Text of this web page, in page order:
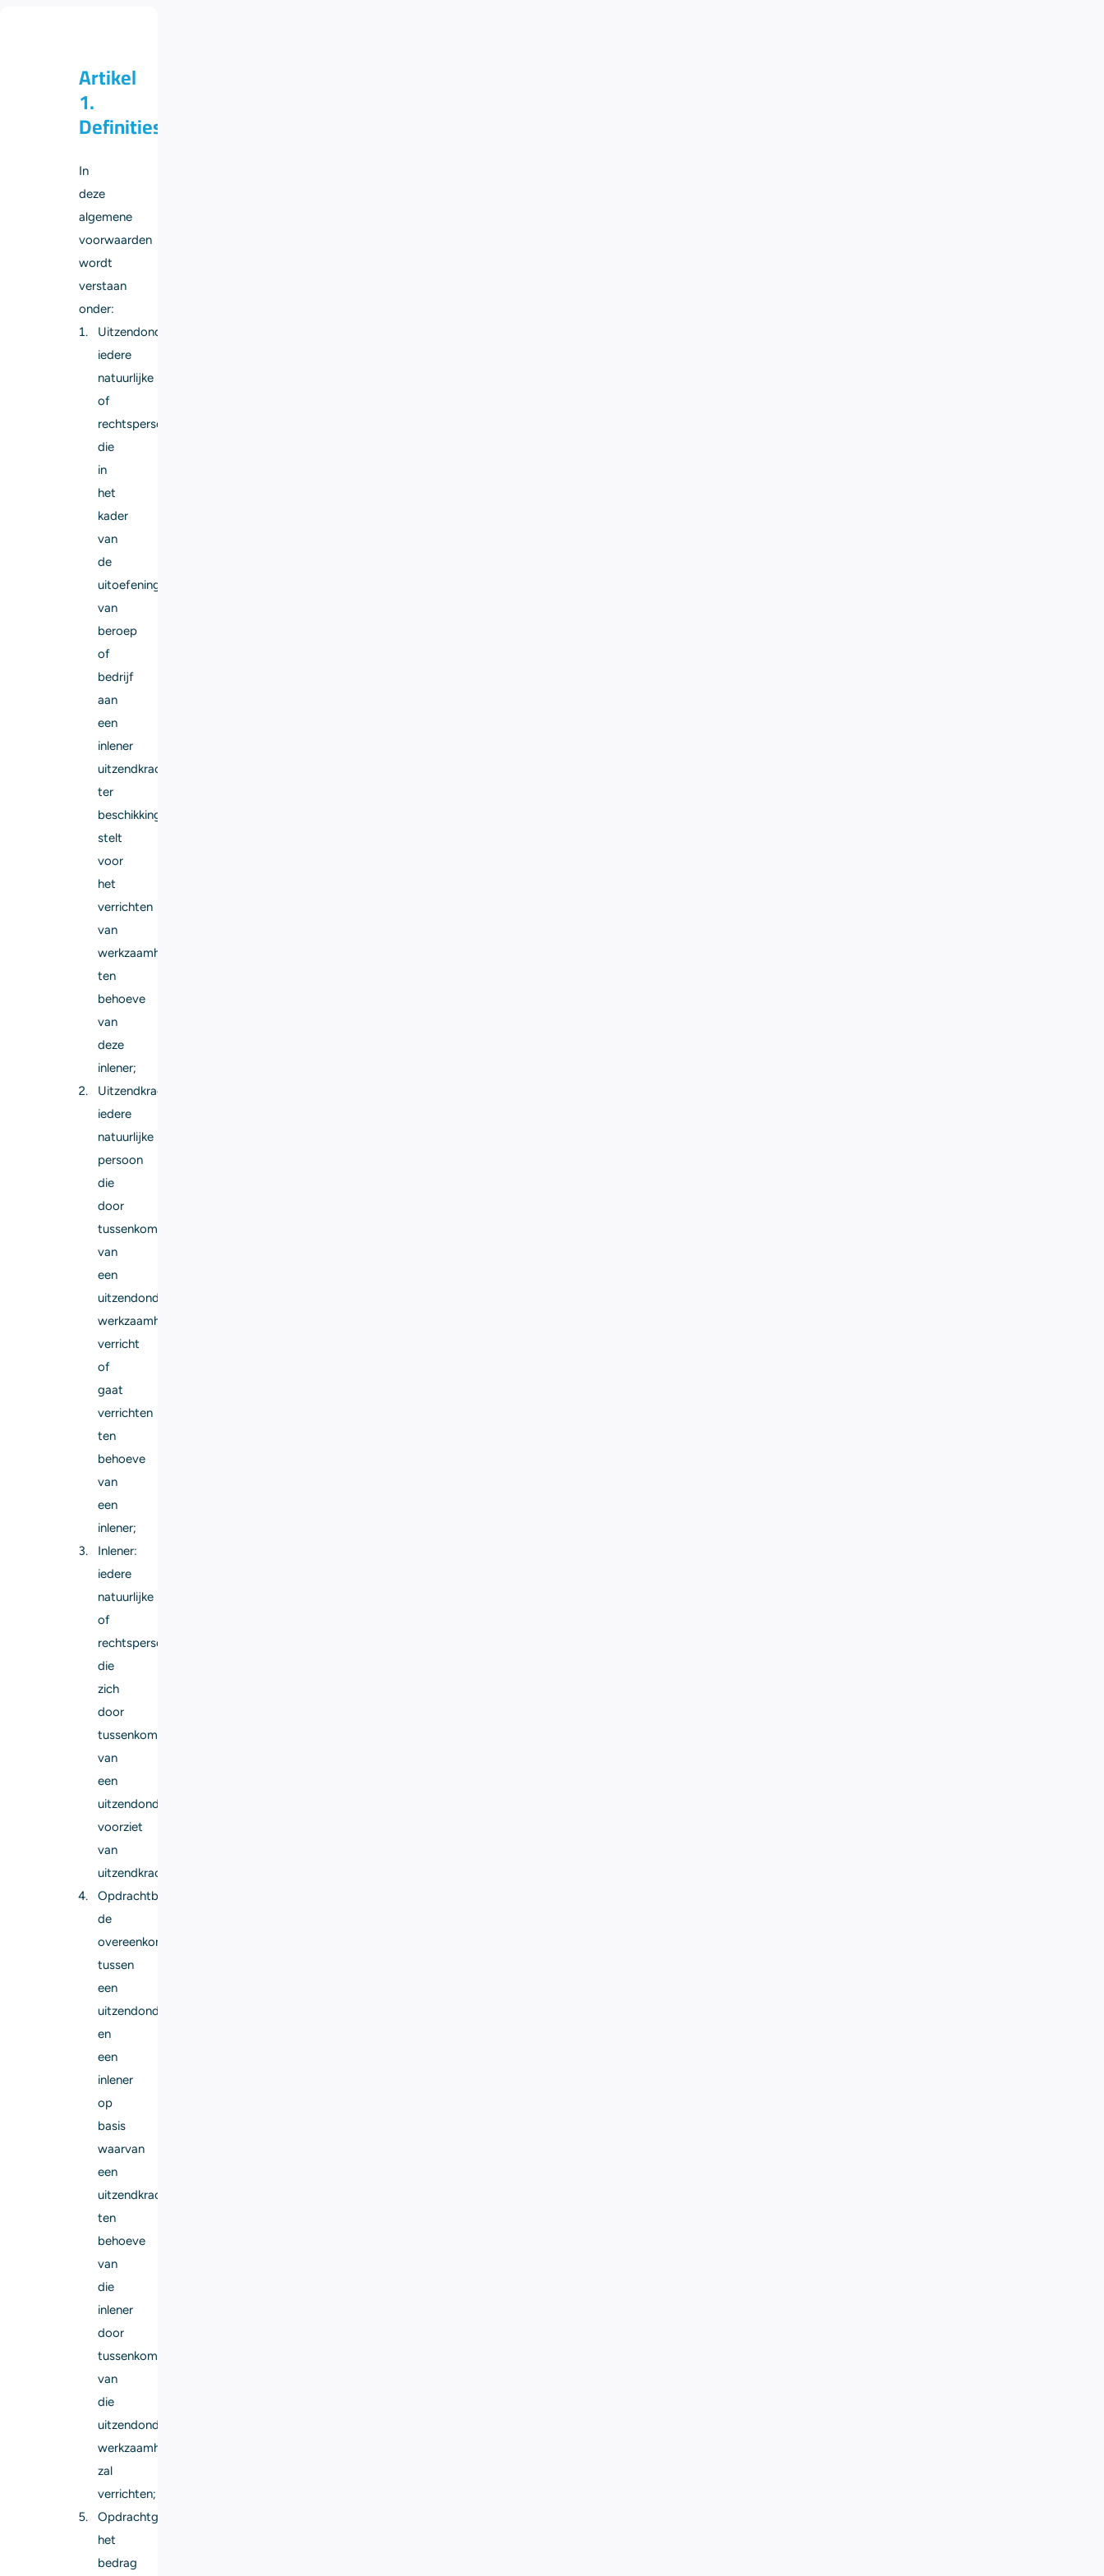
Artikel
1.
Definities
In
deze
algemene
voorwaarden
wordt
verstaan
onder:
Uitzendonderneming:
iedere
natuurlijke
of
rechtspersoon
die
in
het
kader
van
de
uitoefening
van
beroep
of
bedrijf
aan
een
inlener
uitzendkrachten
ter
beschikking
stelt
voor
het
verrichten
van
werkzaamheden
ten
behoeve
van
deze
inlener;
Uitzendkracht:
iedere
natuurlijke
persoon
die
door
tussenkomst
van
een
uitzendonderneming
werkzaamheden
verricht
of
gaat
verrichten
ten
behoeve
van
een
inlener;
Inlener:
iedere
natuurlijke
of
rechtspersoon
die
zich
door
tussenkomst
van
een
uitzendonderneming
voorziet
van
uitzendkrachten;
Opdrachtbevestiging:
de
overeenkomst
tussen
een
uitzendonderneming
en
een
inlener
op
basis
waarvan
een
uitzendkracht
ten
behoeve
van
die
inlener
door
tussenkomst
van
die
uitzendonderneming
werkzaamheden
zal
verrichten;
Opdrachtgeverstarief:
het
bedrag